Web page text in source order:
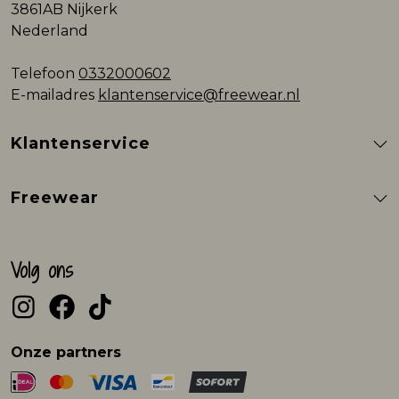
3861AB Nijkerk
Nederland
Telefoon 0332000602
E-mailadres klantenservice@freewear.nl
Klantenservice
Freewear
Volg ons
Onze partners